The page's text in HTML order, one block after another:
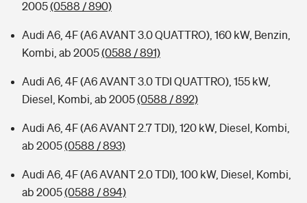
2005(0588 / 890)
Audi A6, 4F (A6 AVANT 3.0 QUATTRO), 160 kW, Benzin,
Kombi, ab 2005(0588 / 891)
Audi A6, 4F (A6 AVANT 3.0 TDI QUATTRO), 155 kW,
Diesel, Kombi, ab 2005(0588 / 892)
Audi A6, 4F (A6 AVANT 2.7 TDI), 120 kW, Diesel, Kombi,
ab 2005(0588 / 893)
Audi A6, 4F (A6 AVANT 2.0 TDI), 100 kW, Diesel, Kombi,
ab 2005(0588 / 894)